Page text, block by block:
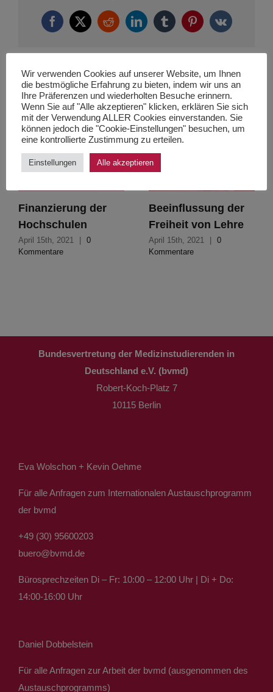
Facebook
X RedditLinkedInTumblrPinterest
Vk
Ähnliche Projekte
Finanzierung der
Hochschulen
April 15th, 2021
0
Kommentare
Beeinflussung der
Freiheit von Lehre
April 15th, 2021
0
Kommentare
Bundesvertretung der Medizinstudierenden in
Deutschland e.V. (bvmd)
Robert-Koch-Platz 7
10115 Berlin
Eva Wolschon + Kevin Oehme
Für alle Anfragen zum Internationalen Austauschprogramm
der bvmd
+49 (30) 95600203
buero@bvmd.de
Bürosprechzeiten Di – Fr: 10:00 – 12:00 Uhr | Di + Do:
14:00-16:00 Uhr
Daniel Dobbelstein
Für alle Anfragen zur Arbeit der bvmd (ausgenommen des
Austauschprogramms)
Wir verwenden Cookies auf unserer Website, um Ihnen
die bestmögliche Erfahrung zu bieten, indem wir uns an
Ihre Präferenzen und wiederholten Besuche erinnern.
Wenn Sie auf "Alle akzeptieren" klicken, erklären Sie sich
mit der Verwendung ALLER Cookies einverstanden. Sie
können jedoch die "Cookie-Einstellungen" besuchen, um
eine kontrollierte Zustimmung zu erteilen.
Einstellungen Alle akzeptieren